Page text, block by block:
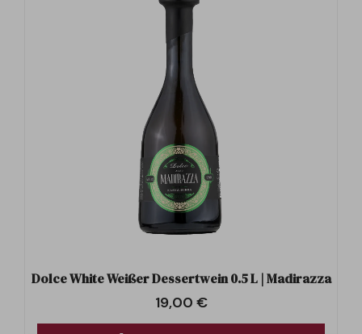
Dolce White Weißer Dessertwein 0.5 L | Madirazza
19,00 €